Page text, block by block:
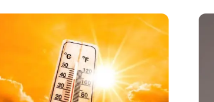
a agressé et blessé